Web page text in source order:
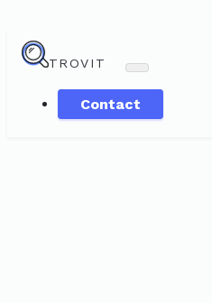
TROVIT
Contact